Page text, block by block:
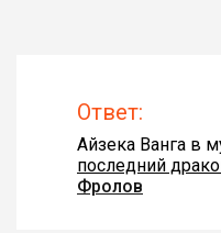
Ответ:
Айзека Ванга в
последний
Фролов